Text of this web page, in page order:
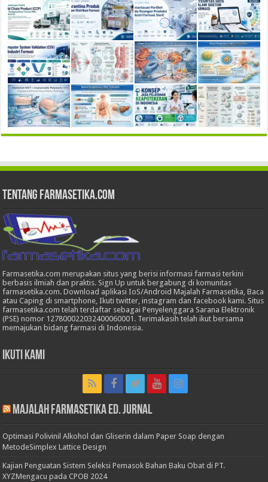
Tentang Farmasetika.com
Farmasetika.com merupakan situs yang berisi informasi farmasi terkini
berbasis ilmiah dan praktis. Sign Up untuk bergabung di komunitas
farmasetika.com. Download aplikasi IoS/Android Majalah Farmasetika, Baca
atau Caping di smartphone, Ikuti twitter, instagram dan facebook kami. Situs
farmasetika.com telah terdaftar sebagai Penyelenggara Sarana Elektronik
(PSE) nomor 127800022032400060001. Terimakasih telah ikut bersama
memajukan bidang farmasi di Indonesia.
Ikuti Kami
Majalah Farmasetika Ed. Jurnal
Optimasi Polivinil Alkohol dan Gliserin dalam Paper Soap dengan
MetodeSimplex Lattice Design
Kajian Penguatan Sistem Seleksi Pemasok Bahan Baku Obat di PT.
XYZMengacu pada CPOB 2024